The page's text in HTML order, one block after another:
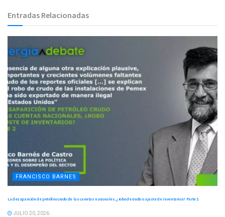
Entradas Relacionadas
FRANCISCO BARNES
La desaparición de petróleo crudo de las cuentas nacionales, ¿robo de crudo o ajuste de inventarios? Parte 2
JULIO 20, 2026